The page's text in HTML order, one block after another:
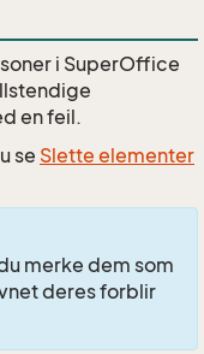
i SuperOffice
en feil.
se Slette elementer
merke dem som
deres forblir